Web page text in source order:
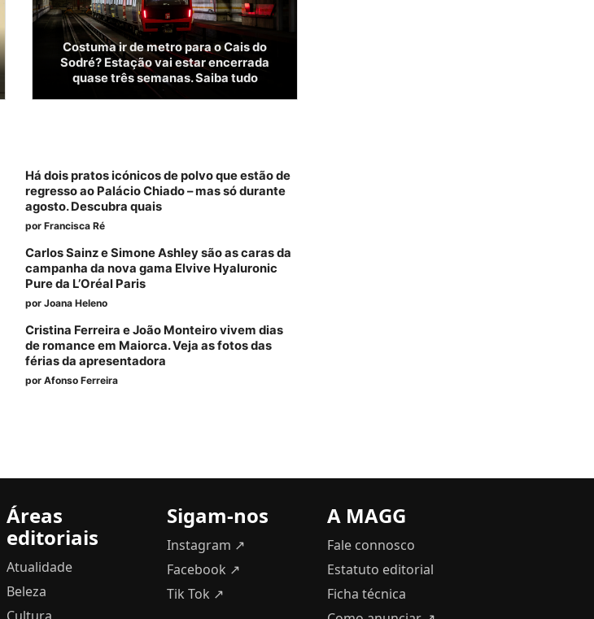
Costuma ir de metro para o Cais do
Sodré? Estação vai estar encerrada
quase três semanas. Saiba tudo
Há dois pratos icónicos de polvo que estão de
regresso ao Palácio Chiado – mas só durante
agosto. Descubra quais
por Francisca Ré
Carlos Sainz e Simone Ashley são as caras da
campanha da nova gama Elvive Hyaluronic
Pure da L’Oréal Paris
por Joana Heleno
Cristina Ferreira e João Monteiro vivem dias
de romance em Maiorca. Veja as fotos das
férias da apresentadora
por Afonso Ferreira
Áreas
editoriais
Atualidade
Beleza
Sigam-nos
Instagram ↗
Facebook ↗
Tik Tok ↗
A MAGG
Fale connosco
Estatuto editorial
Ficha técnica